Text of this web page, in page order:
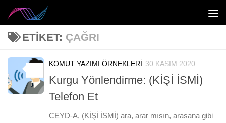
Skip to content
ETIKET: ÇAĞRI
KOMUT YAZIMI ÖRNEKLERI 30 KASIM 2020
Kurgu Yönlendirme: (KİŞİ İSMİ)
Telefon Et
CEYD-A, (KİŞİ İSMİ) ara, arar mısın, arasana gibi